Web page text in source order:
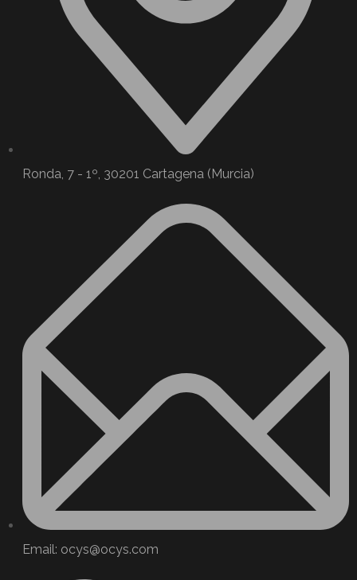
Ronda, 7 - 1º, 30201 Cartagena (Murcia)
Email: ocys@ocys.com